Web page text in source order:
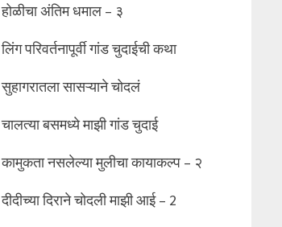
होळीचा अंतिम धमाल – ३
लिंग परिवर्तनापूर्वी गांड चुदाईची कथा
सुहागरातला सासऱ्याने चोदलं
चालत्या बसमध्ये माझी गांड चुदाई
कामुकता नसलेल्या मुलीचा कायाकल्प – २
दीदीच्या दिराने चोदली माझी आई – 2